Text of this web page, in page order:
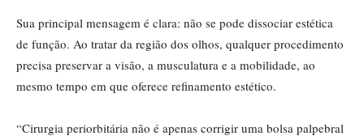
Sua principal mensagem é clara: não se pode dissociar estética
de função. Ao tratar da região dos olhos, qualquer procedimento
precisa preservar a visão, a musculatura e a mobilidade, ao
mesmo tempo em que oferece refinamento estético.
“Cirurgia periorbitária não é apenas corrigir uma bolsa palpebral